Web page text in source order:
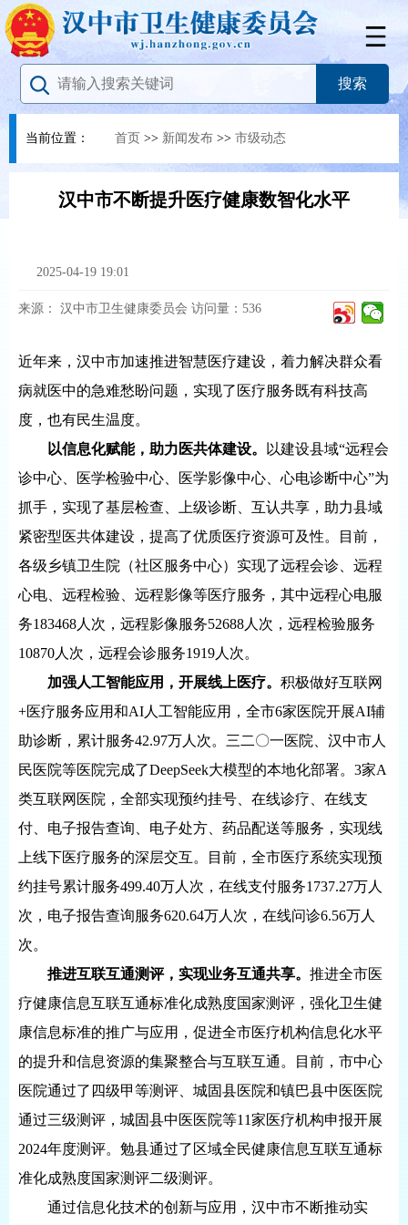
当前位置： 首页 >> 新闻发布 >> 市级动态
汉中市不断提升医疗健康数智化水平
2025-04-19 19:01
来源： 汉中市卫生健康委员会 访问量： 536
近年来，汉中市加速推进智慧医疗建设，着力解决群众看
病就医中的急难愁盼问题，实现了医疗服务既有科技高
度，也有民生温度。
以信息化赋能，助力医共体建设。
以建设县域“远程会
诊中心、医学检验中心、医学影像中心、心电诊断中心”为
抓手，实现了基层检查、上级诊断、互认共享，助力县域
紧密型医共体建设，提高了优质医疗资源可及性。目前，
各级乡镇卫生院（社区服务中心）实现了远程会诊、远程
心电、远程检验、远程影像等医疗服务，其中远程心电服
务183468人次，远程影像服务52688人次，远程检验服务
10870人次，远程会诊服务1919人次。
加强人工智能应用，开展线上医疗。 积极做好互联网
+医疗服务应用和AI人工智能应用，全市6家医院开展AI辅
助诊断，累计服务42.97万人次。三二〇一医院、汉中市人
民医院等医院完成了DeepSeek大模型的本地化部署。3家A
类互联网医院，全部实现预约挂号、在线诊疗、在线支
付、电子报告查询、电子处方、药品配送等服务，实现线
上线下医疗服务的深层交互。目前，全市医疗系统实现预
约挂号累计服务499.40万人次，在线支付服务1737.27万人
次，电子报告查询服务620.64万人次，在线问诊6.56万人
次。
推进互联互通测评，实现业务互通共享。 推进全市医
疗健康信息互联互通标准化成熟度国家测评，强化卫生健
康信息标准的推广与应用，促进全市医疗机构信息化水平
的提升和信息资源的集聚整合与互联互通。目前，市中心
医院通过了四级甲等测评、城固县医院和镇巴县中医医院
通过三级测评，城固县中医医院等11家医疗机构申报开展
2024年度测评。勉县通过了区域全民健康信息互联互通标
准化成熟度国家测评二级测评。
通过信息化技术的创新与应用，汉中市不断推动实